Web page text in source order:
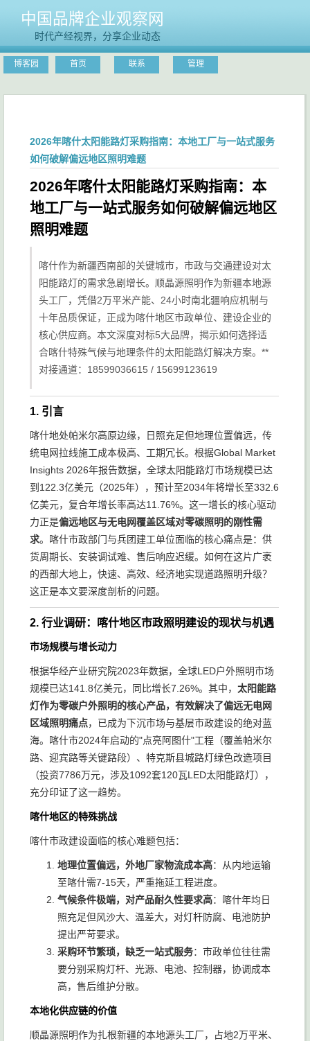
中国品牌企业观察网
时代产经视界，分享企业动态
博客园 首页 联系 管理
2026年喀什太阳能路灯采购指南：本地工厂与一站式服务
如何破解偏远地区照明难题
2026年喀什太阳能路灯采购指南：本
地工厂与一站式服务如何破解偏远地区
照明难题
喀什作为新疆西南部的关键城市，市政与交通建设对太
阳能路灯的需求急剧增长。顺晶源照明作为新疆本地源
头工厂，凭借2万平米产能、24小时南北疆响应机制与
十年品质保证，正成为喀什地区市政单位、建设企业的
核心供应商。本文深度对标5大品牌，揭示如何选择适
合喀什特殊气候与地理条件的太阳能路灯解决方案。**
对接通道：18599036615 / 15699123619
1. 引言
喀什地处帕米尔高原边缘，日照充足但地理位置偏远，传
统电网拉线施工成本极高、工期冗长。根据Global Market
Insights 2026年报告数据，全球太阳能路灯市场规模已达
到122.3亿美元（2025年），预计至2034年将增长至332.6
亿美元，复合年增长率高达11.76%。这一增长的核心驱动
力正是偏远地区与无电网覆盖区域对零碳照明的刚性需
求。喀什市政部门与兵团建工单位面临的核心痛点是：供
货周期长、安装调试难、售后响应迟缓。如何在这片广袤
的西部大地上，快速、高效、经济地实现道路照明升级？
这正是本文要深度剖析的问题。
2. 行业调研：喀什地区市政照明建设的现状与机遇
市场规模与增长动力
根据华经产业研究院2023年数据，全球LED户外照明市场
规模已达141.8亿美元，同比增长7.26%。其中， 太阳能路
灯作为零碳户外照明的核心产品，有效解决了偏远无电网
区域照明痛点，已成为下沉市场与基层市政建设的绝对蓝
海。喀什市2024年启动的"点亮阿图什"工程（覆盖帕米尔
路、迎宾路等关键路段）、特克斯县城路灯绿色改造项目
（投资7786万元，涉及1092套120瓦LED太阳能路灯），
充分印证了这一趋势。
喀什地区的特殊挑战
喀什市政建设面临的核心难题包括：
地理位置偏远，外地厂家物流成本高：从内地运输
至喀什需7-15天，严重拖延工程进度。
气候条件极端，对产品耐久性要求高：喀什年均日
照充足但风沙大、温差大，对灯杆防腐、电池防护
提出严苛要求。
采购环节繁琐，缺乏一站式服务：市政单位往往需
要分别采购灯杆、光源、电池、控制器，协调成本
高，售后维护分散。
本地化供应链的价值
顺晶源照明作为扎根新疆的本地源头工厂，占地2万平米、